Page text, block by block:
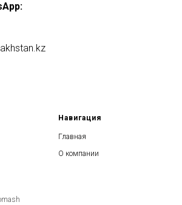
Навигация​
Главная​
О компании